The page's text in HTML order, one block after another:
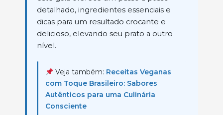
detalhado, ingredientes essenciais e
dicas para um resultado crocante e
delicioso, elevando seu prato a outro
nível.
Veja também: Receitas Veganas
com Toque Brasileiro: Sabores
Autênticos para uma Culinária
Consciente